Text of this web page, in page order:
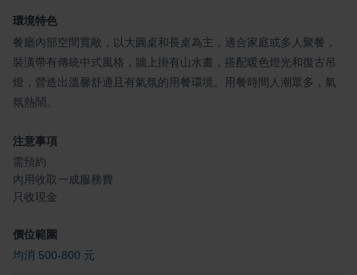
環境特色
餐廳內部空間寬敞，以大圓桌和長桌為主，適合家庭或多人聚餐，
裝潢帶有傳統中式風格，牆上掛有山水畫，搭配暖色燈光和復古吊
燈，營造出溫馨舒適且有氣氛的用餐環境。用餐時間人潮眾多，氣
氛熱鬧。
注意事項
需預約
內用收取一成服務費
只收現金
價位範圍
均消 500-800 元